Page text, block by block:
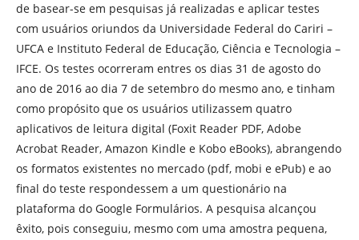
de basear-se em pesquisas já realizadas e aplicar testes
com usuários oriundos da Universidade Federal do Cariri –
UFCA e Instituto Federal de Educação, Ciência e Tecnologia –
IFCE. Os testes ocorreram entres os dias 31 de agosto do
ano de 2016 ao dia 7 de setembro do mesmo ano, e tinham
como propósito que os usuários utilizassem quatro
aplicativos de leitura digital (Foxit Reader PDF, Adobe
Acrobat Reader, Amazon Kindle e Kobo eBooks), abrangendo
os formatos existentes no mercado (pdf, mobi e ePub) e ao
final do teste respondessem a um questionário na
plataforma do Google Formulários. A pesquisa alcançou
êxito, pois conseguiu, mesmo com uma amostra pequena,